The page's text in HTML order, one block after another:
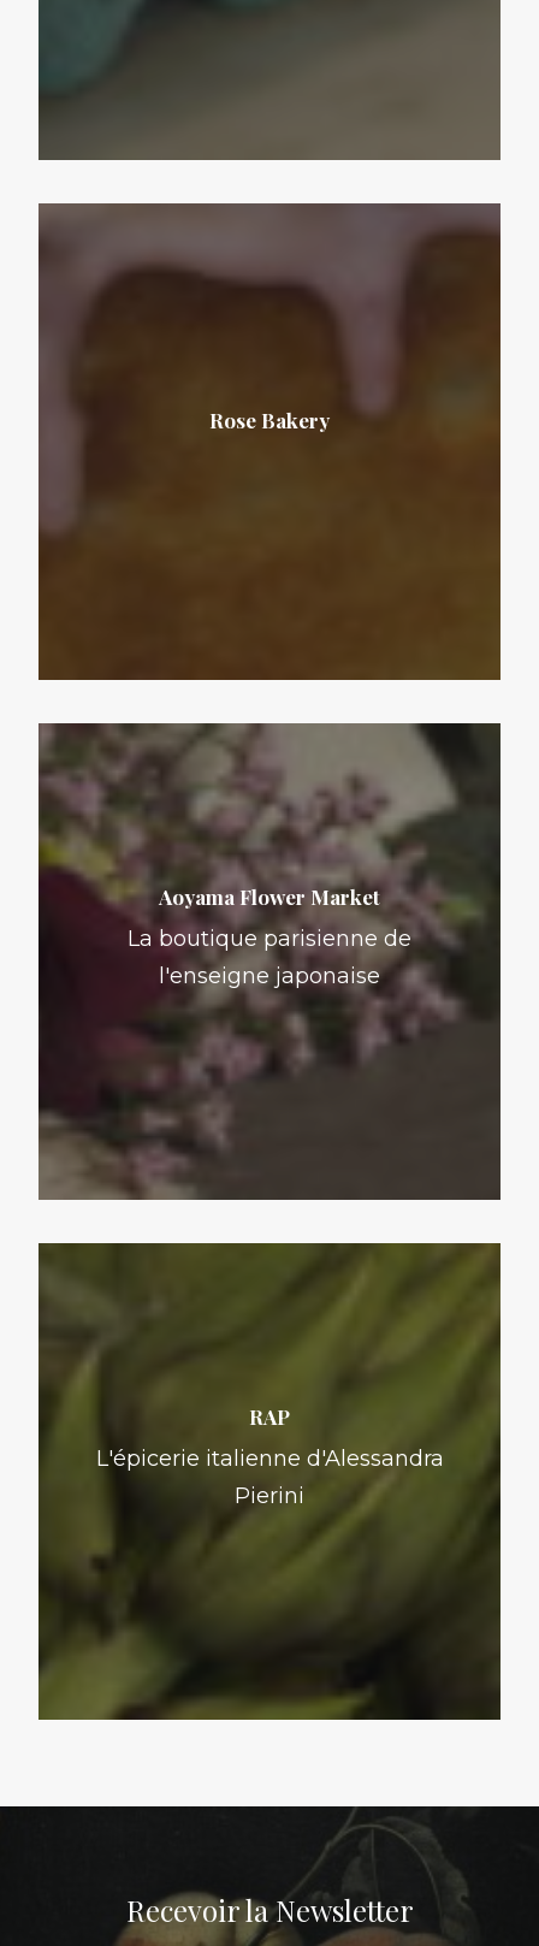
Rose Bakery
Aoyama Flower Market
La boutique parisienne de
l'enseigne japonaise
RAP
L'épicerie italienne d'Alessandra
Pierini
Recevoir la Newsletter